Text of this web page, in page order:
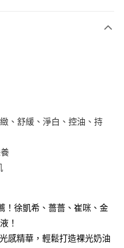
、舒緩、淨白、控油、持
！徐凱希、薔薔、崔咪、金
！
感精華，輕鬆打造裸光奶油